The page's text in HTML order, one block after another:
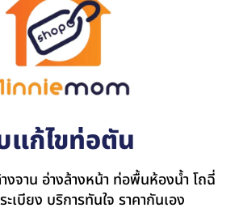
แก้ไขท่อตัน
งจาน อ่างล้างหน้า ท่อพื้นห้องน้ำ โถฉี่
เบียง บริการทันใจ ราคากันเอง